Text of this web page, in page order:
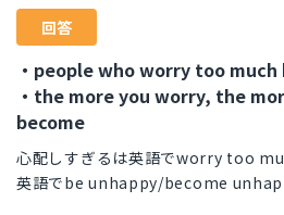
回答
・people who worry too
・the more you worry, the
become
心配しすぎるは英語でworry too
英語でbe unhappy/become